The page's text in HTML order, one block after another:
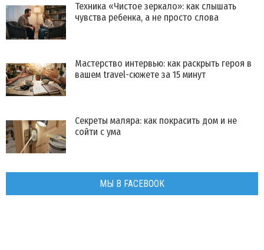
Техника «Чистое зеркало»: как слышать
чувства ребенка, а не просто слова
Мастерство интервью: как раскрыть героя в
вашем travel-сюжете за 15 минут
Секреты маляра: как покрасить дом и не
сойти с ума
МЫ В FACEBOOK